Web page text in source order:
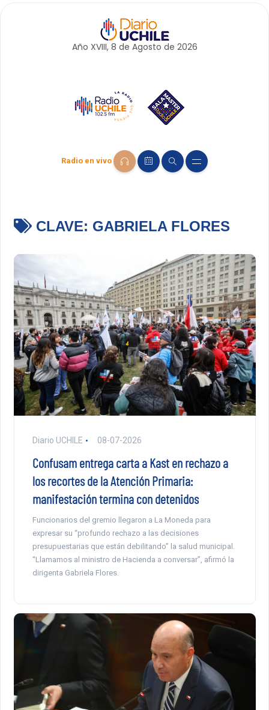
Año XVIII, 8 de Agosto de 2026
Radio en vivo
CLAVE: GABRIELA FLORES
Diario UCHILE 08-07-2026
Confusam entrega carta a Kast en rechazo a
los recortes de la Atención Primaria:
manifestación termina con detenidos
Funcionarios del gremio llegaron a La Moneda para
expresar su “profundo rechazo a las decisiones
presupuestarias que están debilitando” la salud municipal.
“Llamamos al ministro de Hacienda a conversar”, afirmó la
dirigenta Gabriela Flores.